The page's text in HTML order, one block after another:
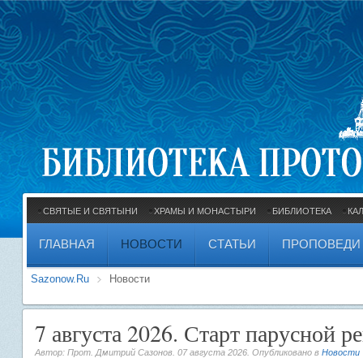
СВЯТЫЕ И СВЯТЫНИ ХРАМЫ И МОНАСТЫРИ БИБЛИОТЕКА
ГЛАВНАЯ НОВОСТИ СТАТЬИ ПРОПОВЕДИ
Sazonow.Ru Новости
7 августа 2026. Старт парусной
Автор: Прот. Дмитрий Сазонов. 07 августа 2026 . Опубликовано в Новости